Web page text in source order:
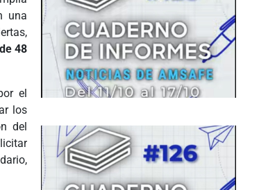
una
48
el
los
del